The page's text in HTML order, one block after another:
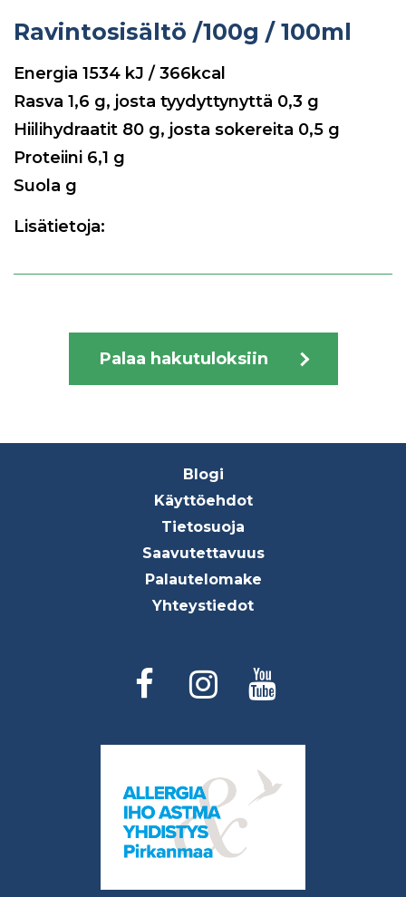
Ravintosisältö /100g / 100ml
Energia 1534 kJ / 366kcal
Rasva 1,6 g, josta tyydyttynyttä 0,3 g
Hiilihydraatit 80 g, josta sokereita 0,5 g
Proteiini 6,1 g
Suola g
Lisätietoja:
Palaa hakutuloksiin
Blogi
Käyttöehdot
Tietosuoja
Saavutettavuus
Palautelomake
Yhteystiedot